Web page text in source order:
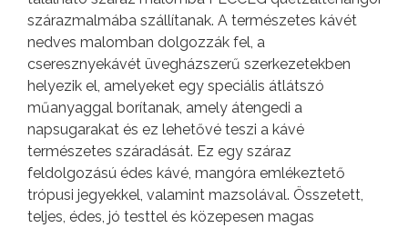
szárazmalmába szállítanak. A természetes kávét
nedves malomban dolgozzák fel, a
cseresznyekávét üvegházszerű szerkezetekben
helyezik el, amelyeket egy speciális átlátszó
műanyaggal borítanak, amely átengedi a
napsugarakat és ez lehetővé teszi a kávé
természetes száradását. Ez egy száraz
feldolgozású édes kávé, mangóra emlékeztető
trópusi jegyekkel, valamint mazsolával. Összetett,
teljes, édes, jó testtel és közepesen magas